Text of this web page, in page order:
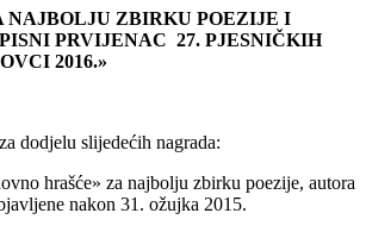
NAJBOLJU ZBIRKU POEZIJE I
PRVIJENAC 27. PJESNIČKIH
2016.»
dodjelu slijedećih nagrada:
hrašće» za najbolju zbirku poezije, autora
nakon 31. ožujka 2015.